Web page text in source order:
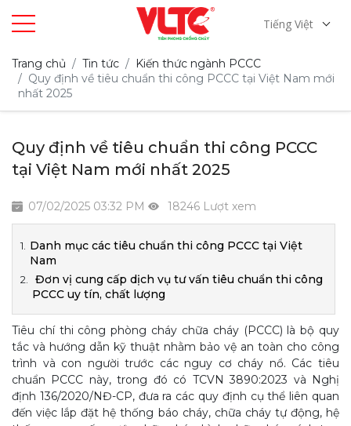
Tiếng Việt
Trang chủ Tin tức
Kiến thức ngành PCCC
Quy định về tiêu chuẩn thi công PCCC tại Việt Nam mới
nhất 2025
Quy định về tiêu chuẩn thi công PCCC
tại Việt Nam mới nhất 2025
07/02/2025 03:32 PM 18246 Lượt xem
Danh mục các tiêu chuẩn thi công PCCC tại Việt
Nam
Đơn vị cung cấp dịch vụ tư vấn tiêu chuẩn thi công
PCCC uy tín, chất lượng
Tiêu chí thi công phòng cháy chữa cháy (PCCC) là bộ quy
tắc và hướng dẫn kỹ thuật nhằm bảo vệ an toàn cho công
trình và con người trước các nguy cơ cháy nổ. Các tiêu
chuẩn PCCC này, trong đó có TCVN 3890:2023 và Nghị
định 136/2020/NĐ-CP, đưa ra các quy định cụ thể liên quan
đến việc lắp đặt hệ thống báo cháy, chữa cháy tự động, hệ